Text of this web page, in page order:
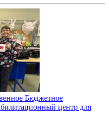
Бюджетное
центр для